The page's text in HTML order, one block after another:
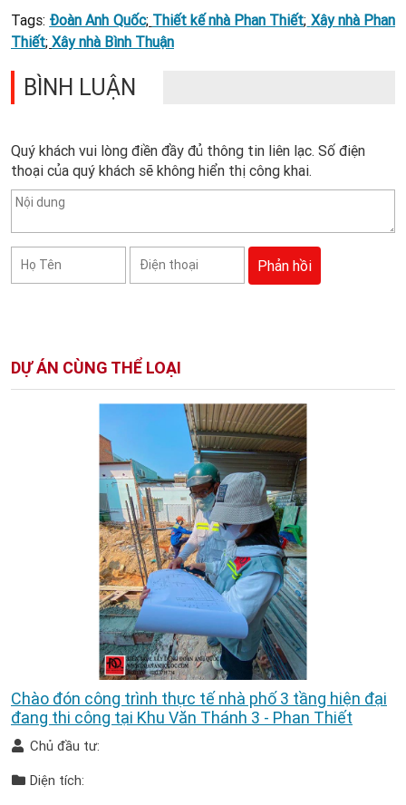
Tags: Đoàn Anh Quốc; Thiết kế nhà Phan Thiết; Xây nhà Phan
Thiết; Xây nhà Bình Thuận
BÌNH LUẬN
Quý khách vui lòng điền đầy đủ thông tin liên lạc. Số điện
thoại của quý khách sẽ không hiển thị công khai.
DỰ ÁN CÙNG THỂ LOẠI
Chào đón công trình thực tế nhà phố 3 tầng hiện đại
đang thi công tại Khu Văn Thánh 3 - Phan Thiết
Chủ đầu tư:
Diện tích: